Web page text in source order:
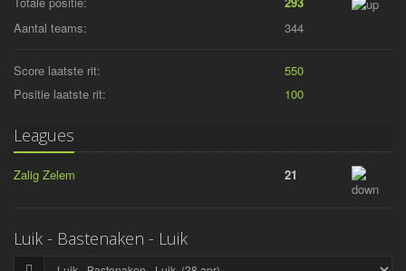
Aantal teams:
344
Score laatste rit:
550
Positie laatste rit:
100
Leagues
Zalig Zelem 21
Luik - Bastenaken - Luik